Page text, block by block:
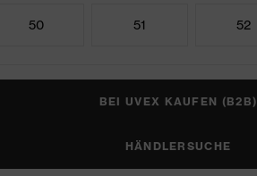
50 51 52
BEI UVEX KAUFEN (B2B)
HÄNDLERSUCHE